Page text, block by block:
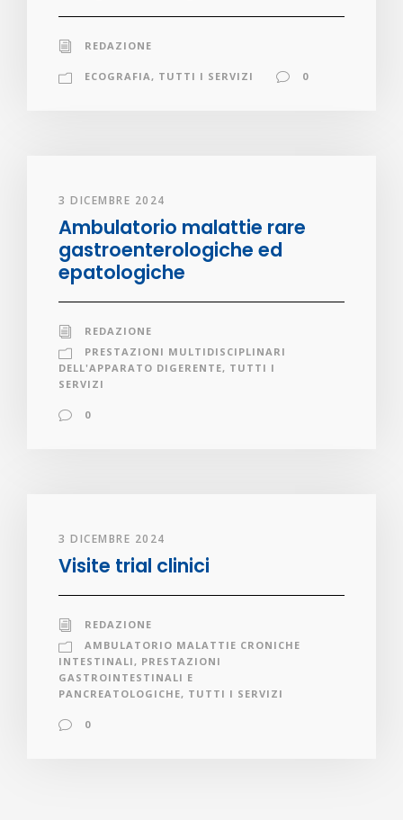
REDAZIONE
ECOGRAFIA , TUTTI I SERVIZI 0
3 DICEMBRE 2024
Ambulatorio malattie rare
gastroenterologiche ed
epatologiche
REDAZIONE
PRESTAZIONI MULTIDISCIPLINARI
DELL'APPARATO DIGERENTE, TUTTI I
SERVIZI
0
3 DICEMBRE 2024
Visite trial clinici
REDAZIONE
AMBULATORIO MALATTIE CRONICHE
INTESTINALI , PRESTAZIONI
GASTROINTESTINALI E
PANCREATOLOGICHE, TUTTI I SERVIZI
0